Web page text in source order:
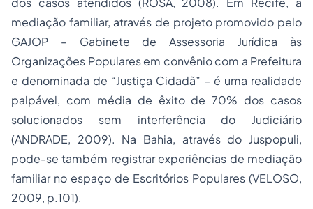
mediação familiar, através de projeto promovido pelo
GAJOP – Gabinete de Assessoria Jurídica às
Organizações Populares em convênio com a Prefeitura
e denominada de “Justiça Cidadã” – é uma realidade
palpável, com média de êxito de 70% dos casos
solucionados sem interferência do Judiciário
(ANDRADE, 2009). Na Bahia, através do Juspopuli,
pode-se também registrar experiências de mediação
familiar no espaço de Escritórios Populares (VELOSO,
2009, p.101).